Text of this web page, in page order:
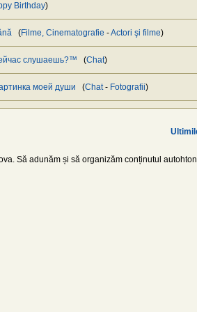
Birthday)
(Filme, Cinematografie -Actori şi filme)
слушаешь?™ (Chat)
моей души (Chat- Fotografii)
Să adunăm și să organizăm conținutul